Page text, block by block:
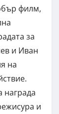
филм,
за
и Иван
на
награда
и